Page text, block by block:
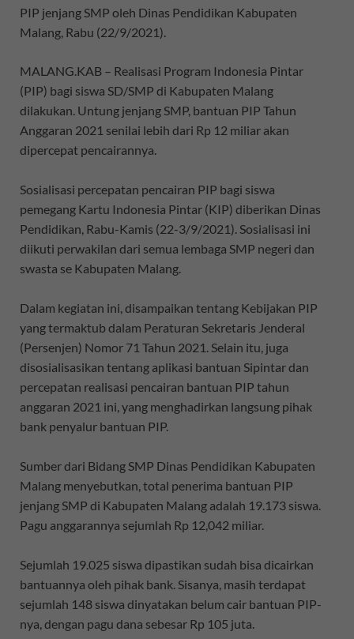
PIP jenjang SMP oleh Dinas Pendidikan Kabupaten
Malang, Rabu (22/9/2021).
MALANG.KAB – Realisasi Program Indonesia Pintar
(PIP) bagi siswa SD/SMP di Kabupaten Malang
dilakukan. Untung jenjang SMP, bantuan PIP Tahun
Anggaran 2021 senilai lebih dari Rp 12 miliar akan
dipercepat pencairannya.
Sosialisasi percepatan pencairan PIP bagi siswa
pemegang Kartu Indonesia Pintar (KIP) diberikan Dinas
Pendidikan, Rabu-Kamis (22-3/9/2021). Sosialisasi ini
diikuti perwakilan dari semua lembaga SMP negeri dan
swasta se Kabupaten Malang.
Dalam kegiatan ini, disampaikan tentang Kebijakan PIP
yang termaktub dalam Peraturan Sekretaris Jenderal
(Persenjen) Nomor 71 Tahun 2021. Selain itu, juga
disosialisasikan tentang aplikasi bantuan Sipintar dan
percepatan realisasi pencairan bantuan PIP tahun
anggaran 2021 ini, yang menghadirkan langsung pihak
bank penyalur bantuan PIP.
Sumber dari Bidang SMP Dinas Pendidikan Kabupaten
Malang menyebutkan, total penerima bantuan PIP
jenjang SMP di Kabupaten Malang adalah 19.173 siswa.
Pagu anggarannya sejumlah Rp 12,042 miliar.
Sejumlah 19.025 siswa dipastikan sudah bisa dicairkan
bantuannya oleh pihak bank. Sisanya, masih terdapat
sejumlah 148 siswa dinyatakan belum cair bantuan PIP-
nya, dengan pagu dana sebesar Rp 105 juta.